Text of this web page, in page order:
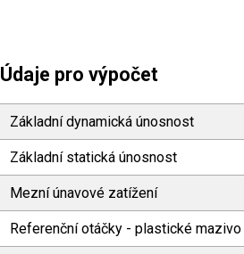
Údaje pro výpočet
Základní dynamická únosnost
Základní statická únosnost
Mezní únavové zatížení
Referenční otáčky - plastické mazivo